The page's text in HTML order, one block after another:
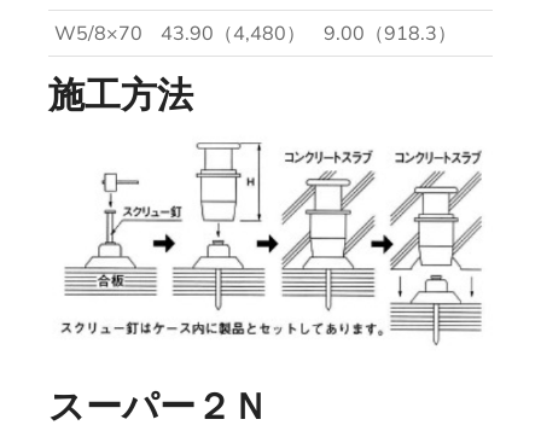
W5/8×70
43.90（4,480） 9.00（918.3）
施工方法
スーパー２Ｎ